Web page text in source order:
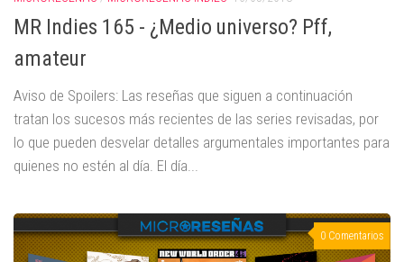
MR Indies 165 - ¿Medio universo? Pff,
amateur
Aviso de Spoilers: Las reseñas que siguen a continuación
tratan los sucesos más recientes de las series revisadas, por
lo que pueden desvelar detalles argumentales importantes para
quienes no estén al día. El día...
0 Comentarios